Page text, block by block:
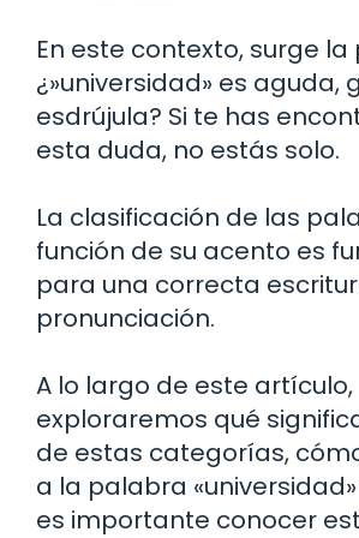
En este contexto, surge
¿»universidad» es aguda,
esdrújula? Si te has
esta duda, no estás solo.
La clasificación de las
función de su acento es
para una correcta
pronunciación.
A lo largo de este artículo,
exploraremos qué
de estas categorías,
a la palabra
es importante conocer